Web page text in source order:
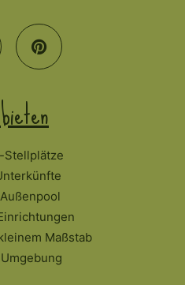
Stellplätze
Maßstab